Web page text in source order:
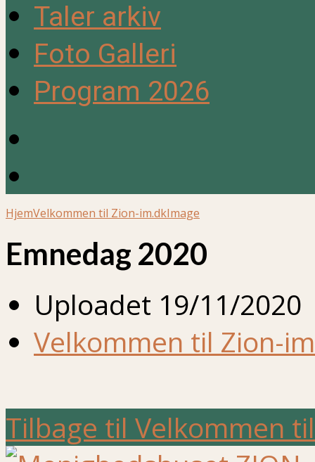
Taler arkiv
Foto Galleri
Program 2026
HjemVelkommen til Zion-im.dkImage
Emnedag 2020
Uploadet 19/11/2020
Velkommen til Zion-
Tilbage til Velkommen